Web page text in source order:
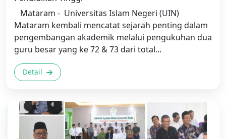
Mataram - Universitas Islam Negeri (UIN)
Mataram kembali mencatat sejarah penting dalam
pengembangan akademik melalui pengukuhan dua
guru besar yang ke 72 & 73 dari total...
Detail